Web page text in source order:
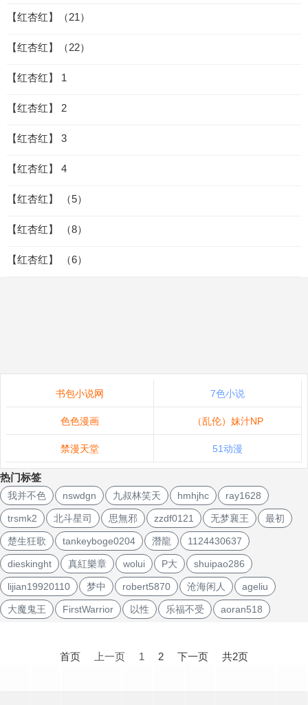
【红杏红】（21）
【红杏红】（22）
【红杏红】 1
【红杏红】 2
【红杏红】 3
【红杏红】 4
【红杏红】 （5）
【红杏红】 （8）
【红杏红】 （6）
书包小说网 7色小说
色色漫画 （乱伦）妹汁NP
禁漫天堂 51动漫
热门标签
我并不色 nswdgn 九叔林笑天 hmhjhc ray1628
trsmk2 北斗星司 思無邪 zzdf0121 无梦襄王 最初
楚生狂歌 tankeyboge0204 潛龍 1124430637
dieskinght 真紅樂章 wolui P大 shuipao286
lijian19920110 梦中 robert5870 沧海闲人 ageliu
大魔鬼王 FirstWarrior 以性 乐福不受 aoran518
首页 上一页 1 2 下一页 共2页